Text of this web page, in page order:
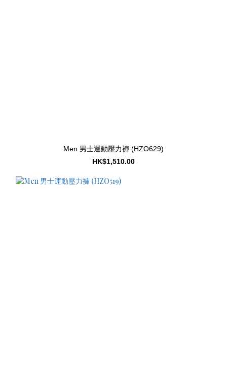
Men 男士運動壓力褲 (HZO629)
HK$1,510.00